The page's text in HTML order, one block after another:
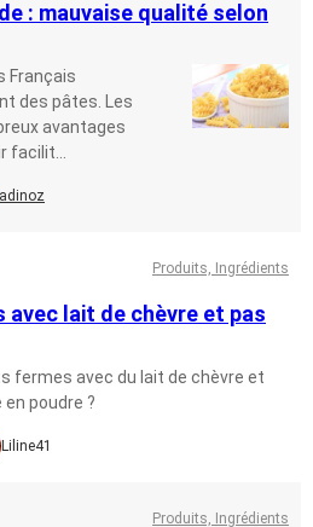
: mauvaise qualité selon
Français
des pâtes. Les
avantages
Produits, Ingrédients
avec lait de chèvre et pas
fermes avec du lait de chèvre et
poudre ?
Liline41
Produits, Ingrédients